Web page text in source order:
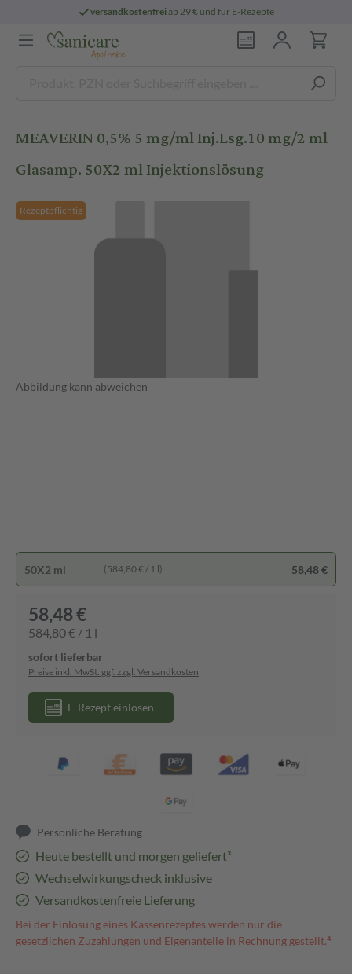
versandkostenfreiab 29 € und für E-Rezepte
MEAVERIN 0,5% 5 mg/ml Inj.Lsg.10 mg/2 ml
Glasamp. 50X2 ml Injektionslösung
Rezeptpflichtig
Abbildung kann abweichen
50X2 ml (584,80 € / 1 l) 58,48 €
58,48 €
584,80 € / 1 l
sofort lieferbar
Preise inkl. MwSt. ggf. zzgl. Versandkosten
E-Rezept einlösen
Persönliche Beratung
Heute bestellt und morgen geliefert³
Wechselwirkungscheck inklusive
Versandkostenfreie Lieferung
Bei der Einlösung eines Kassenrezeptes werden nur die
gesetzlichen Zuzahlungen und Eigenanteile in Rechnung gestellt.⁴